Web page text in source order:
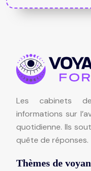
Les cabinets
informations sur
quotidienne. Ils
quête de réponses.
Thèmes de